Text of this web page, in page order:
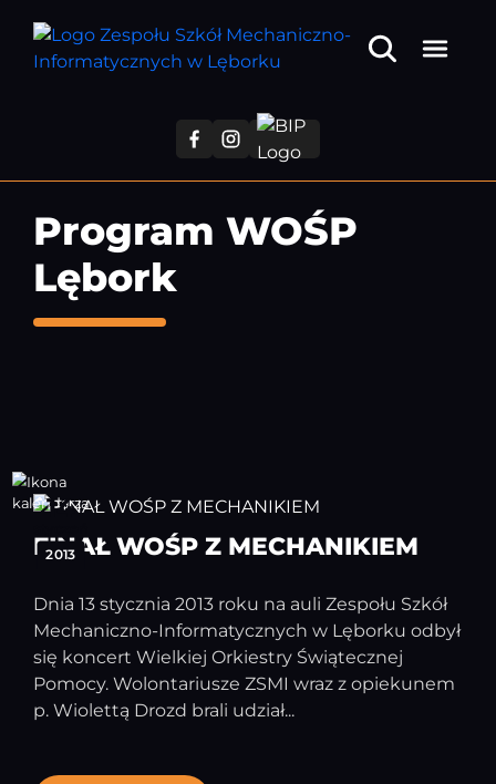
treści
Program WOŚP
Lębork
14
2013
FINAŁ WOŚP Z MECHANIKIEM
Dnia 13 stycznia 2013 roku na auli Zespołu Szkół
Mechaniczno-Informatycznych w Lęborku odbył
się koncert Wielkiej Orkiestry Świątecznej
Pomocy. Wolontariusze ZSMI wraz z opiekunem
p. Wiolettą Drozd brali udział...